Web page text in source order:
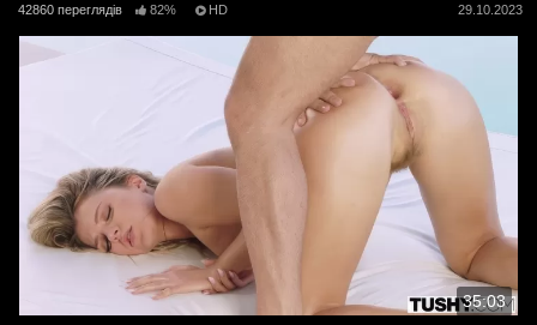
42860 переглядів 82% HD 29.10.2023
35:03